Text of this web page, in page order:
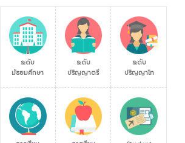
ระดับ
มัธยมศึกษา
ระดับ
ปริญญาตรี
ระดับ
ปริญญาโท